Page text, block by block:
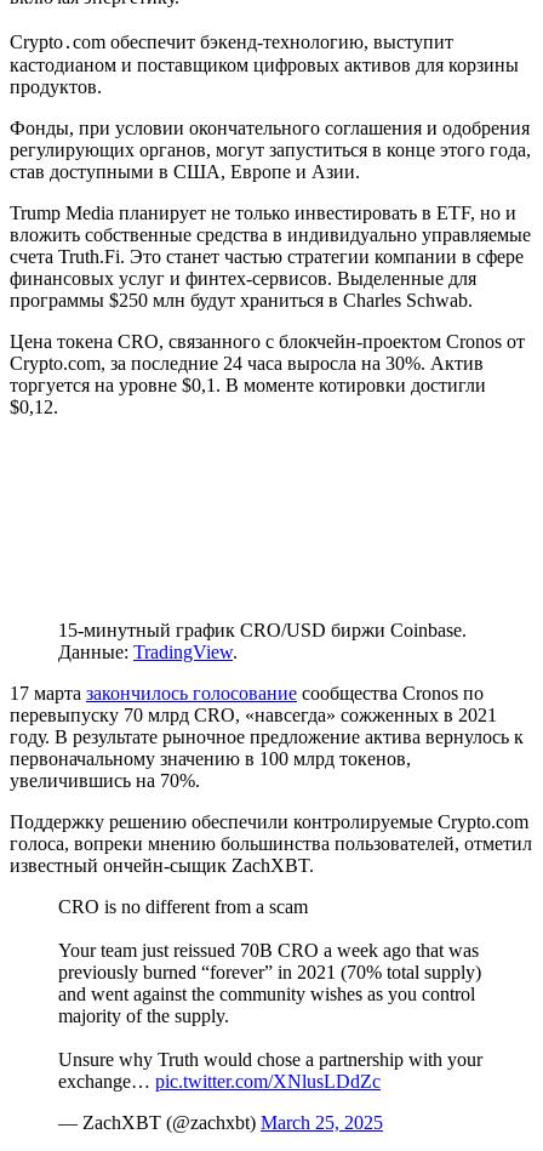
Crypto․com обеспечит бэкенд-технологию, выступит
кастодианом и поставщиком цифровых активов для корзины
продуктов.
Фонды, при условии окончательного соглашения и одобрения
регулирующих органов, могут запуститься в конце этого года,
став доступными в США, Европе и Азии.
Trump Media планирует не только инвестировать в ETF, но и
вложить собственные средства в индивидуально управляемые
счета Truth.Fi. Это станет частью стратегии компании в сфере
финансовых услуг и финтех-сервисов. Выделенные для
программы $250 млн будут храниться в Charles Schwab.
Цена токена CRO, связанного с блокчейн-проектом Cronos от
Crypto.com, за последние 24 часа выросла на 30%. Актив
торгуется на уровне $0,1. В моменте котировки достигли
$0,12.
15-минутный график CRO/USD биржи Coinbase.
Данные: TradingView.
17 марта закончилось голосование сообщества Cronos по
перевыпуску 70 млрд CRO, «навсегда» сожженных в 2021
году. В результате рыночное предложение актива вернулось к
первоначальному значению в 100 млрд токенов,
увеличившись на 70%.
Поддержку решению обеспечили контролируемые Crypto.com
голоса, вопреки мнению большинства пользователей, отметил
известный ончейн-сыщик ZachXBT.
CRO is no different from a scam
Your team just reissued 70B CRO a week ago that was
previously burned “forever” in 2021 (70% total supply)
and went against the community wishes as you control
majority of the supply.
Unsure why Truth would chose a partnership with your
exchange… pic.twitter.com/XNlusLDdZc
— ZachXBT (@zachxbt) March 25, 2025